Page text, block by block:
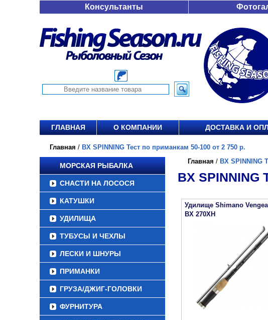
Консультанты
ГЛАВНАЯ О КОМПАНИИ ДОСТАВКА И
Главная / BX SPINNING Тест по приманкам 50-100 от 2 750 р.
МОРСКАЯ РЫБАЛКА
СНАСТИ НА ЛОСОСЯ
КАТУШКИ
УДИЛИЩА
ТУБУСЫ И ЧЕХЛЫ
ЛЕСКИ И ШНУРЫ
ПРИМАНКИ
ГРУЗА/ДЖИГ-ГОЛОВКИ
ФУРНИТУРА
Главная / BX SPINNING
BX
Удилище Shimano
BX 270XH